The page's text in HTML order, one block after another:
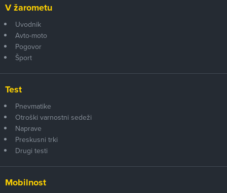
V žarometu
Uvodnik
Avto-moto
Pogovor
Šport
Test
Pnevmatike
Otroški varnostni sedeži
Naprave
Preskusni trki
Drugi testi
Mobilnost